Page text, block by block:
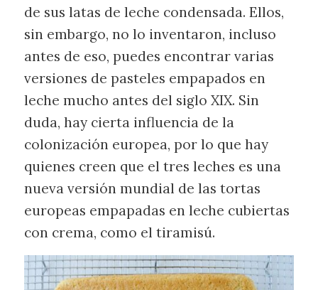
de sus latas de leche condensada. Ellos,
sin embargo, no lo inventaron, incluso
antes de eso, puedes encontrar varias
versiones de pasteles empapados en
leche mucho antes del siglo XIX. Sin
duda, hay cierta influencia de la
colonización europea, por lo que hay
quienes creen que el tres leches es una
nueva versión mundial de las tortas
europeas empapadas en leche cubiertas
con crema, como el tiramisú.